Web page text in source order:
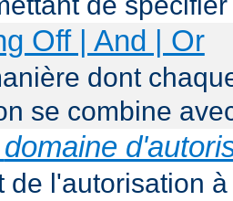
Off | And | Or
dont
se combine
domaine
de l'autorisation